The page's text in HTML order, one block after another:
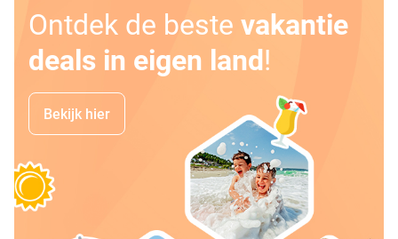
Ontdek de beste vakantie
deals in eigen land!
Bekijk hier